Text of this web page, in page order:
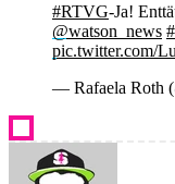
#RTVG-Ja!
@watson_news
pic.twitter.com/
— Rafaela Roth